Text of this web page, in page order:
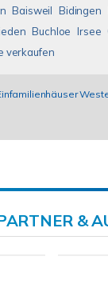
Baisweil Bidingen
Buchloe Irsee
verkaufen
&